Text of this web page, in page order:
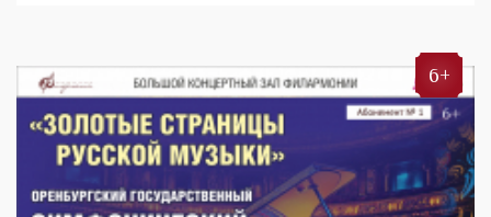
6+